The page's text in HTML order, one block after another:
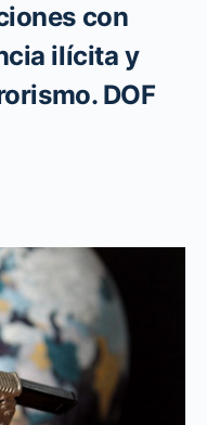
con
ilícita y
DOF